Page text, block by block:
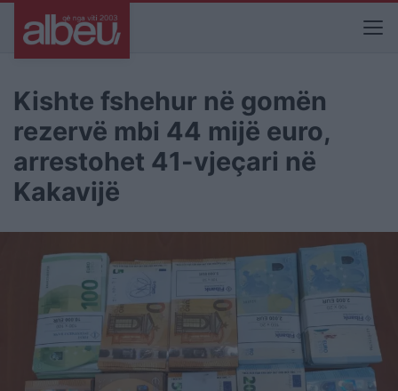
Kishte fshehur në gomën
rezervë mbi 44 mijë euro,
arrestohet 41-vjeçari në
Kakavijë